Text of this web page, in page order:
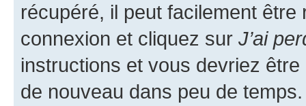
récupéré, il peut facilement
connexion et cliquez sur J’ai
instructions et vous devriez
de nouveau dans peu de temps.